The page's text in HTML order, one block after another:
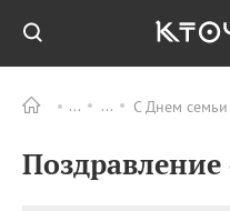
С Днем семьи